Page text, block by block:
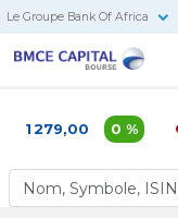
Le Groupe Bank Of Africa
1 279,00 0 %